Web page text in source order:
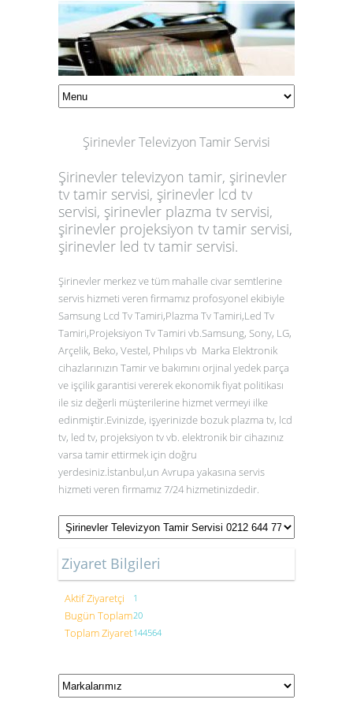
Şirinevler Televizyon Tamir Servisi
Şirinevler televizyon tamir, şirinevler
tv tamir servisi, şirinevler lcd tv
servisi, şirinevler plazma tv servisi,
şirinevler projeksiyon tv tamir servisi,
şirinevler led tv tamir servisi.
Şirinevler merkez ve tüm mahalle civar semtlerine
servis hizmeti veren firmamız profosyonel ekibiyle
Samsung Lcd Tv Tamiri,Plazma Tv Tamiri,Led Tv
Tamiri,Projeksiyon Tv Tamiri vb.Samsung, Sony, LG,
Arçelik, Beko, Vestel, Phılıps vb Marka Elektronik
cihazlarınızın Tamir ve bakımını orjinal yedek parça
ve işçilik garantisi vererek ekonomik fiyat politikası
ile siz değerli müşterilerine hizmet vermeyi ilke
edinmiştir.Evinizde, işyerinizde bozuk plazma tv, lcd
tv, led tv, projeksiyon tv vb. elektronik bir cihazınız
varsa tamir ettirmek için doğru
yerdesiniz.İstanbul,un Avrupa yakasına servis
hizmeti veren firmamız 7/24 hizmetinizdedir.
Ziyaret Bilgileri
Aktif Ziyaretçi 1
Bugün Toplam20
Toplam Ziyaret144564